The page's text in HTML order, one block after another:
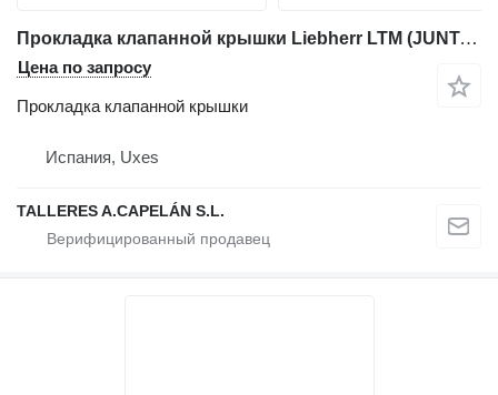
Прокладка клапанной крышки Liebherr LTM (JUNTAS DE MOTOR) для автокрана Liebherr LTM
Цена по запросу
Прокладка клапанной крышки
Испания, Uxes
TALLERES A.CAPELÁN S.L.